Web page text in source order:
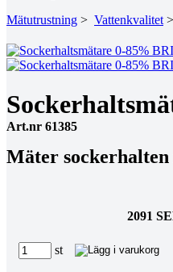
Mätutrustning > Vattenkvalitet >
Art.nr 61385
Mäter
2091
st